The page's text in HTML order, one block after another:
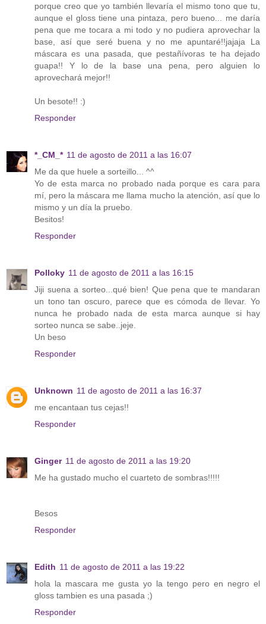
porque creo que yo también llevaría el mismo tono que tu,
aunque el gloss tiene una pintaza, pero bueno... me daría
pena que me tocara a mi todo y no pudiera aprovechar la
base, así que seré buena y no me apuntaré!!jajaja La
máscara es una pasada, que pestañívoras te ha dejado
guapa!! Y lo de la base una pena, pero alguien lo
aprovechará mejor!!
Un besote!! :)
Responder
*_CM_* 11 de agosto de 2011 a las 16:07
Me da que huele a sorteillo... ^^
Yo de esta marca no probado nada porque es cara para
mí, pero la máscara me llama mucho la atención, así que lo
mismo y un día la pruebo.
Besitos!
Responder
Polloky 11 de agosto de 2011 a las 16:15
Jiji suena a sorteo...qué bien! Que pena que te mandaran
un tono tan oscuro, parece que es cómoda de llevar. Yo
nunca he probado nada de esta marca aunque si hay
sorteo nunca se sabe..jeje.
Un beso
Responder
Unknown 11 de agosto de 2011 a las 16:37
me encantaan tus cejas!!
Responder
Ginger 11 de agosto de 2011 a las 19:20
Me ha gustado mucho el cuarteto de sombras!!!!!
Besos
Responder
Edith 11 de agosto de 2011 a las 19:22
hola la mascara me gusta yo la tengo pero en negro el
gloss tambien es una pasada ;)
Responder